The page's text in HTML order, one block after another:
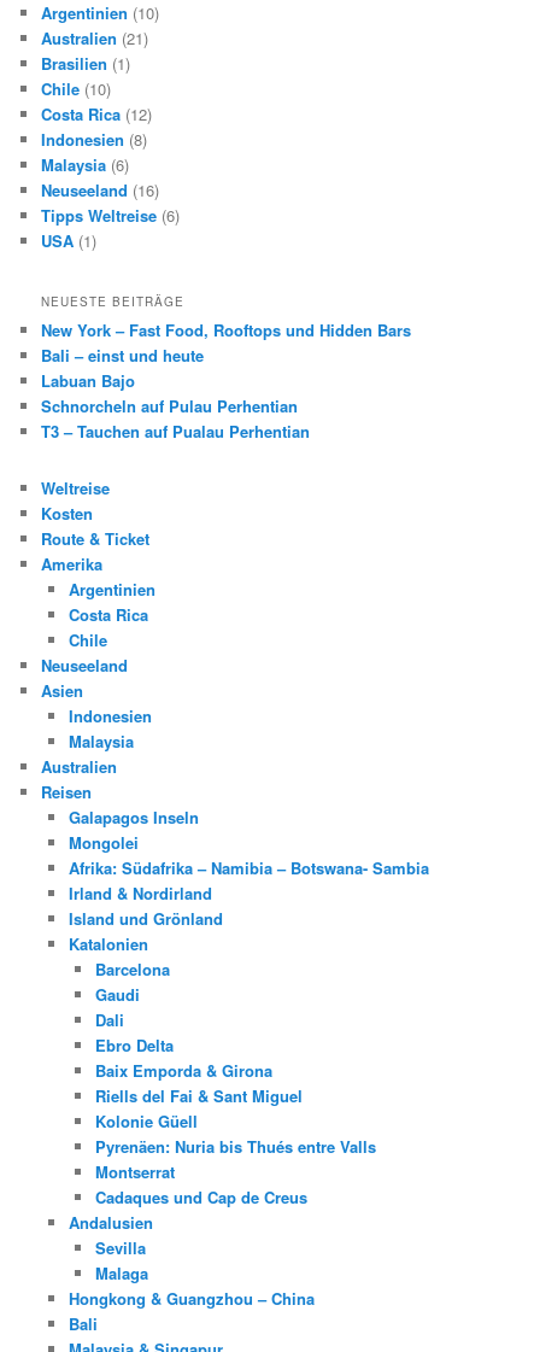
Argentinien (10)
Australien (21)
Brasilien (1)
Chile (10)
Costa Rica (12)
Indonesien (8)
Malaysia (6)
Neuseeland (16)
Tipps Weltreise (6)
USA (1)
NEUESTE BEITRÄGE
New York – Fast Food, Rooftops und Hidden Bars
Bali – einst und heute
Labuan Bajo
Schnorcheln auf Pulau Perhentian
T3 – Tauchen auf Pualau Perhentian
Weltreise
Kosten
Route & Ticket
Amerika
Argentinien
Costa Rica
Chile
Neuseeland
Asien
Indonesien
Malaysia
Australien
Reisen
Galapagos Inseln
Mongolei
Afrika: Südafrika – Namibia – Botswana- Sambia
Irland & Nordirland
Island und Grönland
Katalonien
Barcelona
Gaudi
Dali
Ebro Delta
Baix Emporda & Girona
Riells del Fai & Sant Miguel
Kolonie Güell
Pyrenäen: Nuria bis Thués entre Valls
Montserrat
Cadaques und Cap de Creus
Andalusien
Sevilla
Malaga
Hongkong & Guangzhou – China
Bali